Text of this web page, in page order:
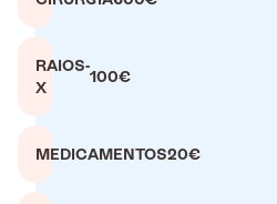
RAIOS-
X
100€
MEDICAMENTOS20€